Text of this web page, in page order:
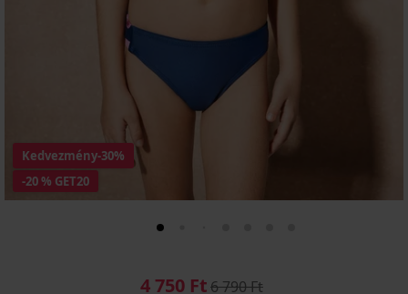
-20 % GET20
Kedvezmény-30%
4 750 Ft6 790 Ft